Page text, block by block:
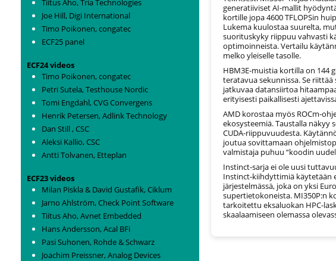
Joe Hill, Digi International
Timo Poikonen, congatec
ECF25 panel
ECF24 videos
Timo Poikonen, congatec
Petri Sutela, Testhouse Nordic
Tomi Engdahl, CVG Convergens
Henrik Petersen, Adlink Technology
Dan Still , CSC
Aleksi Kallio, CSC
Antti Tolvanen, Etteplan
ECF23 videos
Milan Piskla & David Gustafik, Ciklum
Jarno Ahlström, Check Point Software
Tiitus Aho, Avnet Embedded
Hans Andersson, Acal BFi
Pasi Suhonen, Rohde & Schwarz
Joachim Preissner, Analog Devices
generatiiviset AI-mallit
kortille jopa 4600 TFLOPSin
Lukema kuulostaa suurelta,
suorituskyky riippuu vahvasti
optimoinneista. Vertailu
melko yleiselle tasolle.
HBM3E-muistia kortilla on 144
teratavua sekunnissa. Se
jatkuvaa datansiirtoa
erityisesti paikallisesti
AMD korostaa myös ROCm-
ekosysteemiä. Taustalla näkyy
CUDA-riippuvuudesta.
joutua sovittamaan
valmistaja puhuu “koodin
Instinct-sarja ei ole uusi
Instinct-kiihdyttimiä käytetään
järjestelmässä, joka on yksi
supertietokoneista. MI350P:n
tarkoitettu eksaluokan HPC-
skaalaamiseen olemassa